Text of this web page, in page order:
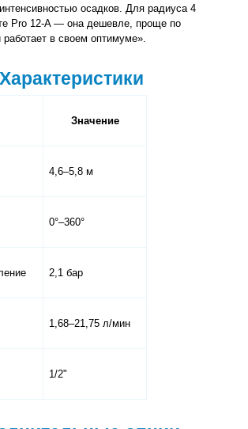
осадков. Для радиуса 4
Pro 12-A — она дешевле, проще по
работает в своем оптимуме».
Характеристики
Значение
4,6–5,8 м
0°–360°
2,1 бар
1,68–21,75 л/мин
1/2"